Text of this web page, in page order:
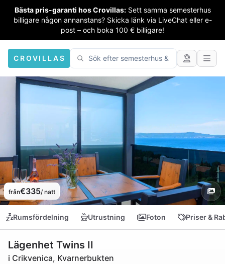
Bästa pris-garanti hos Crovillas: Sett samma semesterhus
billigare någon annanstans? Skicka länk via LiveChat eller e-
post – och boka 100 € billigare!
CROVILLAS
från€335/ natt
Rumsfördelning Utrustning Foton Priser &
Lägenhet Twins II
i Crikvenica, Kvarnerbukten